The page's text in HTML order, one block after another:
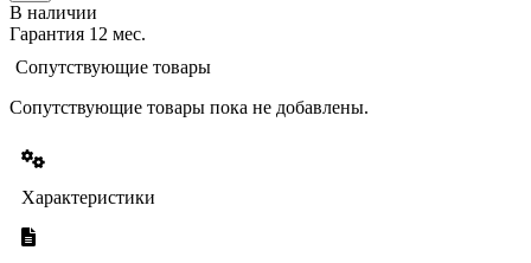
В наличии
Гарантия 12 мес.
Сопутствующие товары
Сопутствующие товары пока не добавлены.
Характеристики